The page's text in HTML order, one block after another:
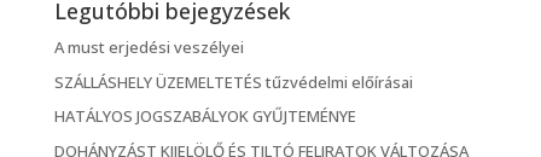
Legutóbbi bejegyzések
A must erjedési veszélyei
SZÁLLÁSHELY ÜZEMELTETÉS tűzvédelmi előírásai
HATÁLYOS JOGSZABÁLYOK GYŰJTEMÉNYE
DOHÁNYZÁST KIJELÖLŐ ÉS TILTÓ FELIRATOK VÁLTOZÁSA